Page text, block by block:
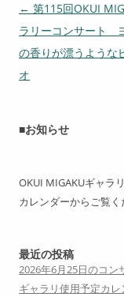
投
稿
ナ
ビ
ン
← 第115回OKUI
ラリーコンサート
の香りが漂うような
オ
■お知らせ
OKUI MIGAKUギャラ
カレンダーからご覧く
最近の投稿
2026年6月25日のコン
ギャラリ使用予定カレ